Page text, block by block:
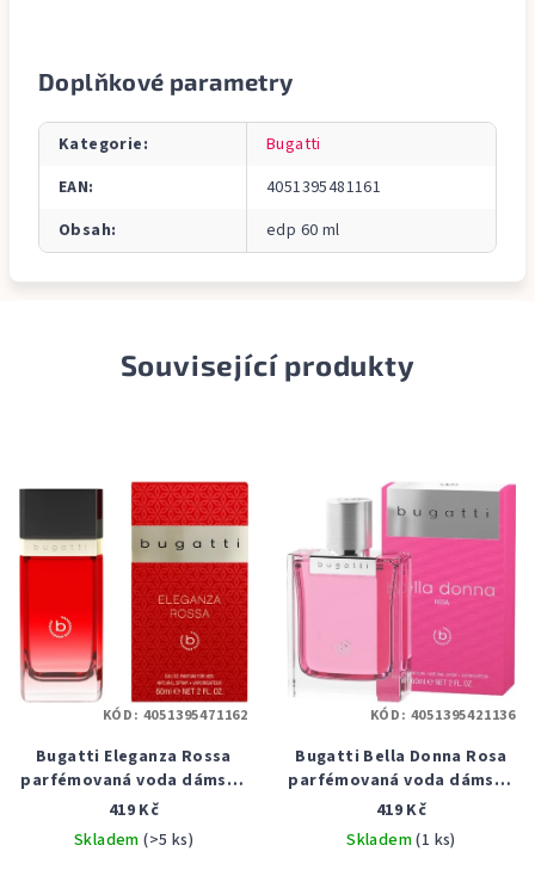
Doplňkové parametry
Kategorie:
Bugatti
EAN:
4051395481161
Obsah: edp 60 ml
Související produkty
Bugatti Eleganza Rossa
parfémovaná voda dámská
60 ml
419 Kč
Skladem(>5 ks)
KÓD: 4051395471162
Bugatti Bella Donna Rosa
parfémovaná voda dámská
60 ml
419 Kč
Skladem(1 ks)
KÓD: 4051395421136